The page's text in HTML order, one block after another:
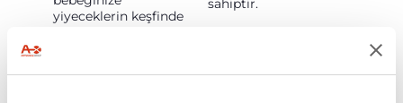
yiyeceklerin keşfinde
sahiptir.